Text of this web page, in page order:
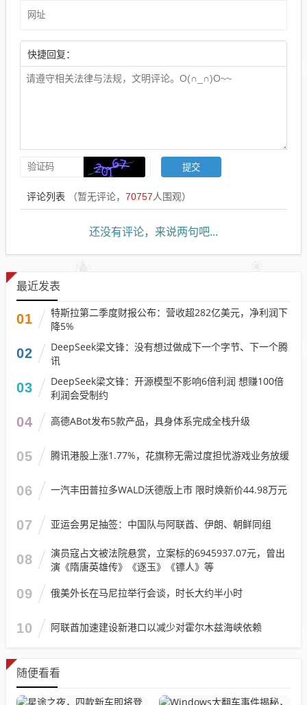
快捷回复：
评论列表 （暂无评论， 70757人围观）
还没有评论，来说两句吧...
最近发表
01
特斯拉第二季度财报公布：营收超282亿美元，净利润下
降5%
02
DeepSeek梁文锋：没有想过做成下一个字节、下一个腾
讯
03
DeepSeek梁文锋：开源模型不影响6倍利润 想赚100倍
利润会受制约
04 高德ABot发布5款产品，具身体系完成全栈升级
05 腾讯港股上涨1.77%，花旗称无需过度担忧游戏业务放缓
06 一汽丰田普拉多WALD沃德版上市 限时焕新价44.98万元
07 亚运会男足抽签：中国队与阿联酋、伊朗、朝鲜同组
08
演员寇占文被法院悬赏，立案标的6945937.07元，曾出
演《隋唐英雄传》《逐玉》《镖人》等
09 俄美外长在马尼拉举行会谈，时长大约半小时
10 阿联酋加速建设新港口以减少对霍尔木兹海峡依赖
随便看看